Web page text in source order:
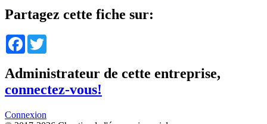
Partagez cette fiche sur:
Facebook
Administrateur de cette entreprise,
connectez-vous!
Connexion